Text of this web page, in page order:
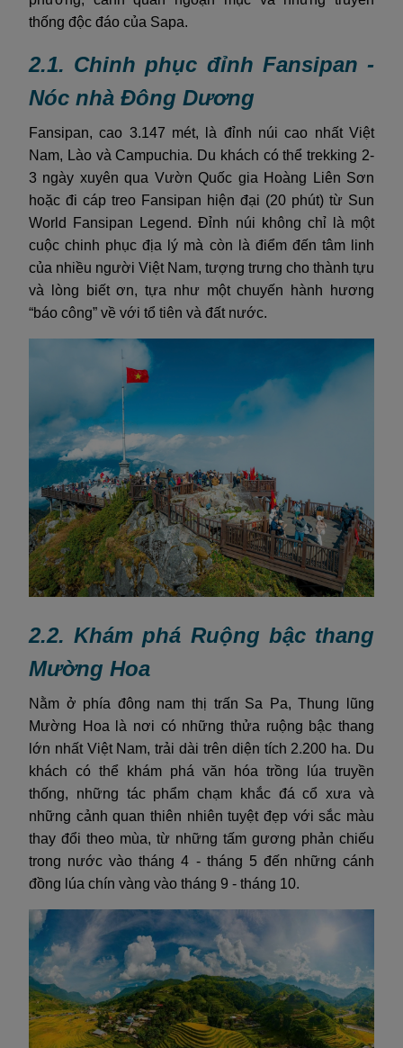
thống độc đáo của Sapa.
2.1. Chinh phục đỉnh Fansipan -
Nóc nhà Đông Dương
Fansipan, cao 3.147 mét, là đỉnh núi cao nhất Việt
Nam, Lào và Campuchia. Du khách có thể trekking 2-
3 ngày xuyên qua Vườn Quốc gia Hoàng Liên Sơn
hoặc đi cáp treo Fansipan hiện đại (20 phút) từ Sun
World Fansipan Legend. Đỉnh núi không chỉ là một
cuộc chinh phục địa lý mà còn là điểm đến tâm linh
của nhiều người Việt Nam, tượng trưng cho thành tựu
và lòng biết ơn, tựa như một chuyến hành hương
“báo công” về với tổ tiên và đất nước.
2.2. Khám phá Ruộng bậc thang
Mường Hoa
Nằm ở phía đông nam thị trấn Sa Pa, Thung lũng
Mường Hoa là nơi có những thửa ruộng bậc thang
lớn nhất Việt Nam, trải dài trên diện tích 2.200 ha. Du
khách có thể khám phá văn hóa trồng lúa truyền
thống, những tác phẩm chạm khắc đá cổ xưa và
những cảnh quan thiên nhiên tuyệt đẹp với sắc màu
thay đổi theo mùa, từ những tấm gương phản chiếu
trong nước vào tháng 4 - tháng 5 đến những cánh
đồng lúa chín vàng vào tháng 9 - tháng 10.